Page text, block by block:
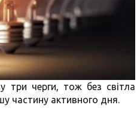
три черги, тож без світла
частину активного дня.